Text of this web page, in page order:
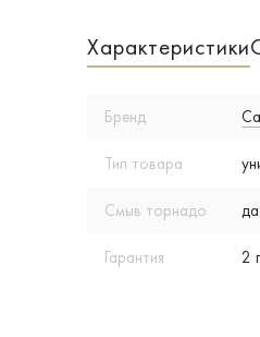
Характеристики
Бренд
Тип товара
Смыв торнадо да
Гарантия 2